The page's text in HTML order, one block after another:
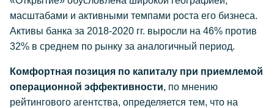
масштабами и активными темпами роста его бизнеса.
Активы банка за 2018-2020 гг. выросли на 46% против
32% в среднем по рынку за аналогичный период.
Комфортная позиция по капиталу при приемлемой
операционной эффективности, по мнению
рейтингового агентства, определяется тем, что на